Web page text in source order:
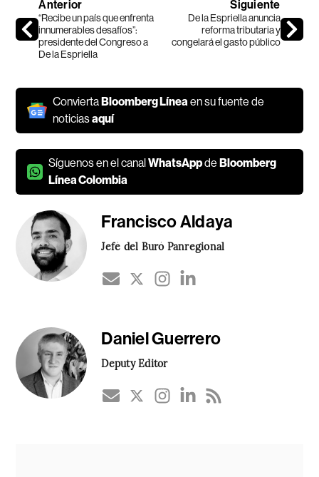
Anterior
“Recibe un país que enfrenta
innumerables desafíos”:
presidente del Congreso a
De la Espriella
Siguiente
De la Espriella anuncia
reforma tributaria y
congelará el gasto público
ConviertaBloomberg Líneaen su fuente de
noticiasaquí
Síguenos en el canalWhatsAppdeBloomberg
Línea Colombia
Francisco Aldaya
Jefé del Buró Panregional
Daniel Guerrero
Deputy Editor